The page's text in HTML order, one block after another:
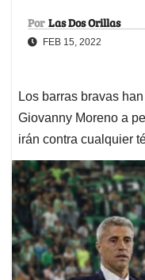
Por Las Dos Orillas
FEB 15, 2022
Los barras bravas
Giovanny Moreno a
irán contra cualquier